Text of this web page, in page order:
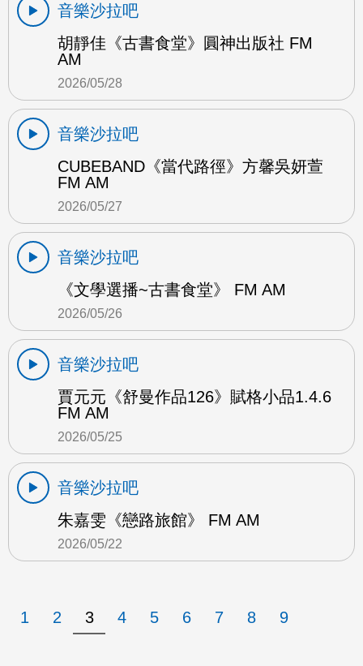
音樂沙拉吧
胡靜佳《古書食堂》圓神出版社 FM
AM
2026/05/28
音樂沙拉吧
CUBEBAND《當代路徑》方馨吳妍萱
FM AM
2026/05/27
音樂沙拉吧
《文學選播~古書食堂》 FM AM
2026/05/26
音樂沙拉吧
賈元元《舒曼作品126》賦格小品1.4.6
FM AM
2026/05/25
音樂沙拉吧
朱嘉雯《戀路旅館》 FM AM
2026/05/22
1 2 3 4 5 6 7 8 9